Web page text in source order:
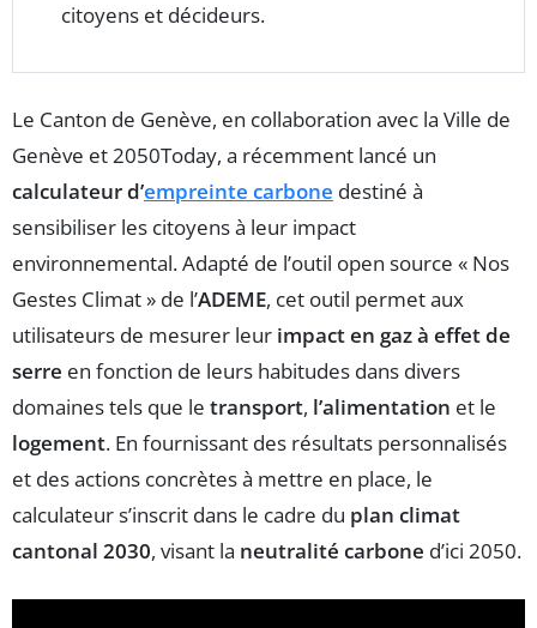
citoyens et décideurs.
Le Canton de Genève, en collaboration avec la Ville de
Genève et 2050Today, a récemment lancé un
calculateur d’empreinte carbone destiné à
sensibiliser les citoyens à leur impact
environnemental. Adapté de l’outil open source « Nos
Gestes Climat » de l’ADEME, cet outil permet aux
utilisateurs de mesurer leur impact en gaz à effet de
serre en fonction de leurs habitudes dans divers
domaines tels que le transport, l’alimentation et le
logement. En fournissant des résultats personnalisés
et des actions concrètes à mettre en place, le
calculateur s’inscrit dans le cadre du plan climat
cantonal 2030, visant la neutralité carbone d’ici 2050.